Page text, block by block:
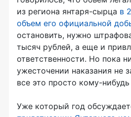
из региона янтаря-сырца в
объем его официальной
остановить, нужно
тысяч рублей, а еще и
ответственности. Но пока
ужесточении наказания не
все это просто кому-
Уже который год